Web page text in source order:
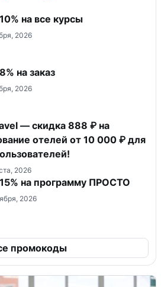
на все курсы
2026
на заказ
2026
— скидка 888 ₽ на
отелей от 10 000 ₽ для
2026
на программу ПРОСТО
2026
промокоды